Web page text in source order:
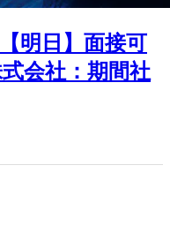
明日】面接可
会社：期間社